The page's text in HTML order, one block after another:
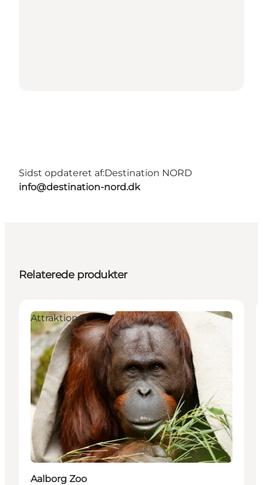
Sidst opdateret af:Destination NORD
info@destination-nord.dk
Relaterede produkter
Attraktioner
Aalborg Zoo